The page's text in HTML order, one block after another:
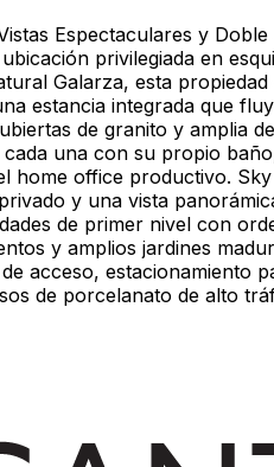
Espectaculares y
privilegiada en
Galarza, esta
estancia integrada que
de granito y amplia
una con su propio
home office productivo.
y una vista
de primer nivel con
y amplios jardines
acceso, estacionamiento
de porcelanato de alto